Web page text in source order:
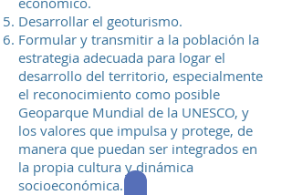
Desarrollar el geoturismo.
Formular y transmitir a la población la
estrategia adecuada para logar el
desarrollo del territorio, especialmente
el reconocimiento como posible
Geoparque Mundial de la UNESCO, y
los valores que impulsa y protege, de
manera que puedan ser integrados en
la propia cultura y dinámica
socioeconómica.